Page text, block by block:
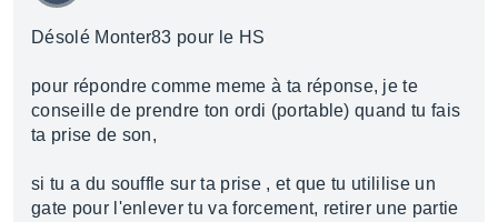
Désolé Monter83 pour le HS
pour répondre comme meme à ta réponse, je te
conseille de prendre ton ordi (portable) quand tu fais
ta prise de son,
si tu a du souffle sur ta prise , et que tu utililise un
gate pour l'enlever tu va forcement, retirer une partie